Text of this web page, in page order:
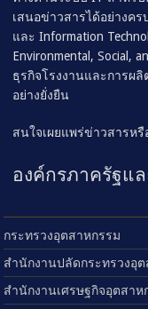
เสนอข่าวสารได้อย่างคร
และ Information
Environmental, Social,
ธุรกิจโรงงานและการผ
อย่างยั่งยืน
สนใจเผยแพร่ข่าวสาร
องค์กรภาครัฐแ
กระทรวงอุตสาหกรรม
สำนักงานปลัดกระทรวงอุ
สำนักงานเศรษฐกิจอุตสาห